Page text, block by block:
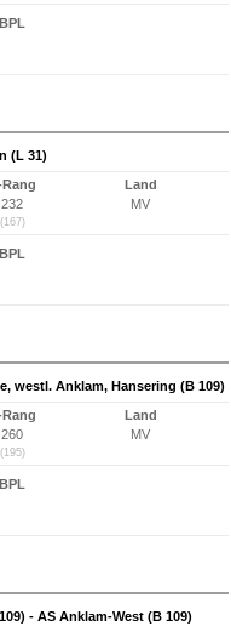
BPL
(L 31)
Rang
232
(167)
Land
MV
BPL
westl. Anklam, Hansering (B 109)
Rang
260
(195)
Land
MV
BPL
- AS Anklam-West (B 109)